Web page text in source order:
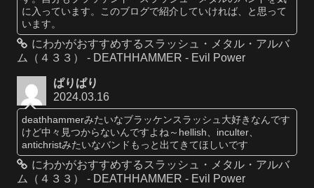
に入っています。このブログで紹介していければ、と思って
います。
にわかがおすすめするスラッシュ・メタル・アルバ
ム（４３３） - DEATHHAMMER - Evil Power
ぱりぱり
2024.03.16
deathhammerみたいなブラッケンスラッシュ大好きなんです
けど中々見つからないんですよね～hellish、inculter、
antichristみたいなバンドもっと出てきてほしいです
にわかがおすすめするスラッシュ・メタル・アルバ
ム（４３３） - DEATHHAMMER - Evil Power